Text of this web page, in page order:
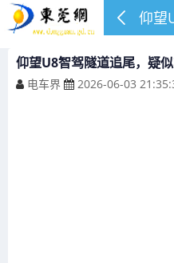
仰望U8智驾隧道追尾，疑
电车界 2026-06-03